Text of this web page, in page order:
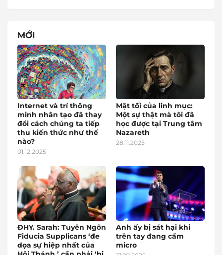
MỚI
Internet và trí thông
minh nhân tạo đã thay
đổi cách chúng ta tiếp
thu kiến thức như thế
nào?
01.12.2025
Mặt tối của linh mục:
Một sự thật mà tôi đã
học được tại Trung tâm
Nazareth
28.11.2025
ĐHY. Sarah: Tuyên Ngôn
Fiducia Supplicans ‘đe
dọa sự hiệp nhất của
Anh ấy bị sát hại khi
trên tay đang cầm
micro